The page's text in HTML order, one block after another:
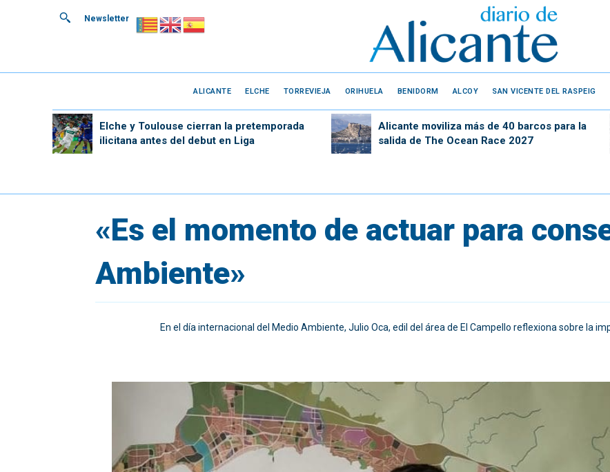
Newsletter
ALICANTE ELCHE TORREVIEJA ORIHUELA BENIDORM ALCOY SAN VICENTE DEL RASPEIG
Elche y Toulouse cierran la pretemporada
ilicitana antes del debut en Liga
Alicante moviliza más de 40 barcos para la
salida de The Ocean Race 2027
«Es el momento de actuar para
Ambiente»
En el día internacional del Medio Ambiente, Julio Oca, edil del área de El Campello reflexiona sobre la